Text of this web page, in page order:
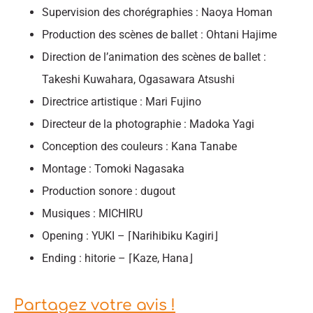
Supervision des chorégraphies : Naoya Homan
Production des scènes de ballet : Ohtani Hajime
Direction de l’animation des scènes de ballet :
Takeshi Kuwahara, Ogasawara Atsushi
Directrice artistique : Mari Fujino
Directeur de la photographie : Madoka Yagi
Conception des couleurs : Kana Tanabe
Montage : Tomoki Nagasaka
Production sonore : dugout
Musiques : MICHIRU
Opening : YUKI – ⌈Narihibiku Kagiri⌋
Ending : hitorie – ⌈Kaze, Hana⌋
Partagez votre avis !